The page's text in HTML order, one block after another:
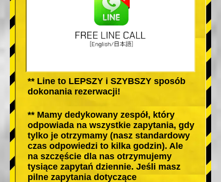
** Line to LEPSZY i SZYBSZY sposób
dokonania rezerwacji!
** Mamy dedykowany zespół, który
odpowiada na wszystkie zapytania, gdy
tylko je otrzymamy (nasz standardowy
czas odpowiedzi to kilka godzin). Ale
na szczęście dla nas otrzymujemy
tysiące zapytań dziennie. Jeśli masz
pilne zapytania dotyczące